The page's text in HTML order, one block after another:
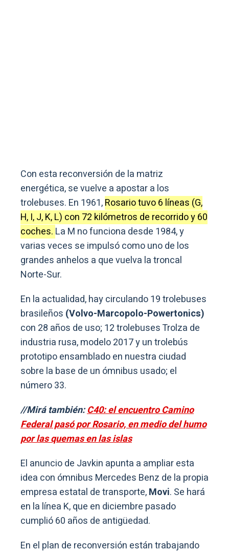
Con esta reconversión de la matriz
energética, se vuelve a apostar a los
trolebuses. En 1961,Rosario tuvo 6 líneas (G,
H, I, J, K, L) con 72 kilómetros de recorrido y 60
coches. La M no funciona desde 1984, y
varias veces se impulsó como uno de los
grandes anhelos a que vuelva la troncal
Norte-Sur.
En la actualidad, hay circulando 19 trolebuses
brasileños (Volvo-Marcopolo-Powertonics)
con 28 años de uso; 12 trolebuses Trolza de
industria rusa, modelo 2017 y un trolebús
prototipo ensamblado en nuestra ciudad
sobre la base de un ómnibus usado; el
número 33.
//Mirá también:C40: el encuentro Camino
Federal pasó por Rosario, en medio del humo
por las quemas en las islas
El anuncio de Javkin apunta a ampliar esta
idea con ómnibus Mercedes Benz de la propia
empresa estatal de transporte,Movi. Se hará
en la línea K, que en diciembre pasado
cumplió 60 años de antigüedad.
En el plan de reconversión están trabajando